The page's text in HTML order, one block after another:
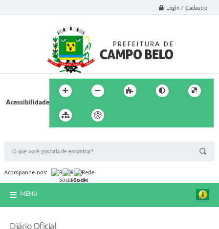
Login / Cadastro
Acessibilidade
Acompanhe-nos:
MENU
Diário Oficial